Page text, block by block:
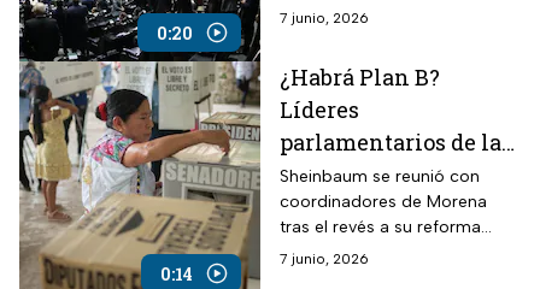
0:20
contra del PT, PVEM y
7 junio, 2026
0:14
¿Habrá Plan B?
Líderes
parlamentarios de la
4T se reúnen en
Palacio Nacional tras
caída de la Reforma
Electoral
Sheinbaum se reunió con
coordinadores de Morena
tras el revés a su reforma
electoral; revisaron agenda
7 junio, 2026